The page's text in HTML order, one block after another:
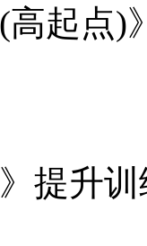
高起点)
提升